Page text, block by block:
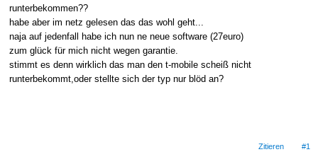
runterbekommen??
habe aber im netz gelesen das das wohl geht...
naja auf jedenfall habe ich nun ne neue software (27euro)
zum glück für mich nicht wegen garantie.
stimmt es denn wirklich das man den t-mobile scheiß nicht
runterbekommt,oder stellte sich der typ nur blöd an?
Zitieren #1